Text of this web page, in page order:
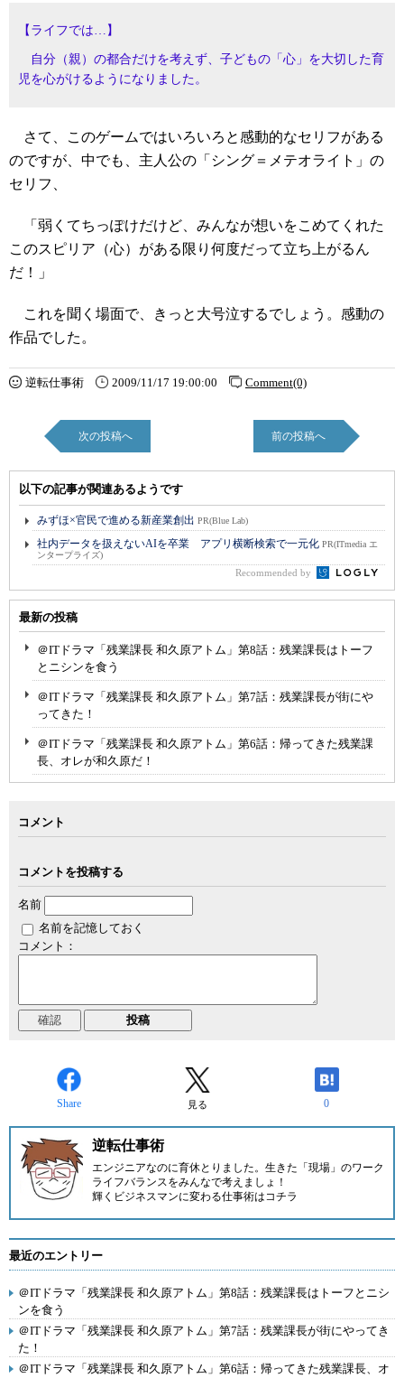
【ライフでは…】
自分（親）の都合だけを考えず、子どもの「心」を大切した育
児を心がけるようになりました。
さて、このゲームではいろいろと感動的なセリフがある
のですが、中でも、主人公の「シング＝メテオライト」の
セリフ、
「弱くてちっぽけだけど、みんなが想いをこめてくれた
このスピリア（心）がある限り何度だって立ち上がるん
だ！」
これを聞く場面で、きっと大号泣するでしょう。感動の
作品でした。
逆転仕事術 2009/11/17 19:00:00 Comment(0)
次の投稿へ 前の投稿へ
以下の記事が関連あるようです
みずほ×官民で進める新産業創出 PR(Blue Lab)
社内データを扱えないAIを卒業 アプリ横断検索で一元化 PR(ITmedia エ
ンタープライズ)
Recommended by
最新の投稿
＠ITドラマ「残業課長 和久原アトム」第8話：残業課長はトーフ
とニシンを食う
＠ITドラマ「残業課長 和久原アトム」第7話：残業課長が街にや
ってきた！
＠ITドラマ「残業課長 和久原アトム」第6話：帰ってきた残業課
長、オレが和久原だ！
コメント
コメントを投稿する
名前
名前を記憶しておく
コメント：
Share 見る 0
逆転仕事術
エンジニアなのに育休とりました。生きた「現場」のワーク
ライフバランスをみんなで考えましょ！
輝くビジネスマンに変わる仕事術はコチラ
最近のエントリー
＠ITドラマ「残業課長 和久原アトム」第8話：残業課長はトーフとニシ
ンを食う
＠ITドラマ「残業課長 和久原アトム」第7話：残業課長が街にやってき
た！
＠ITドラマ「残業課長 和久原アトム」第6話：帰ってきた残業課長、オ